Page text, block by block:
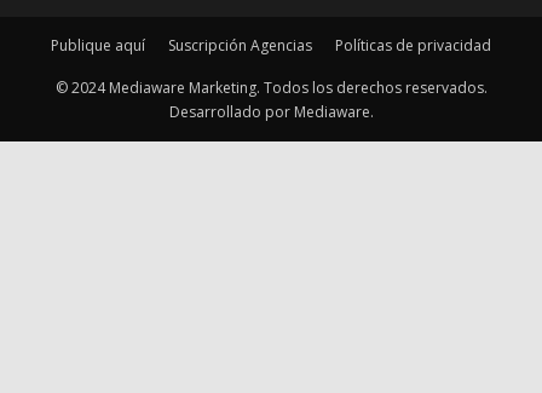
Publique aquí Suscripción Agencias Políticas de privacidad
© 2024 Mediaware Marketing. Todos los derechos reservados.
Desarrollado por Mediaware.